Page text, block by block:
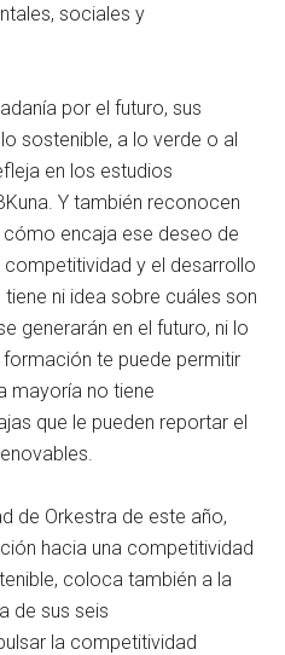
sociales y
por el futuro, sus
sostenible, a lo verde o al
en los estudios
Y también reconocen
encaja ese deseo de
y el desarrollo
ni idea sobre cuáles son
generarán en el futuro, ni lo
te puede permitir
mayoría no tiene
que le pueden reportar el
de Orkestra de este año,
hacia una competitividad
coloca también a la
de sus seis
la competitividad